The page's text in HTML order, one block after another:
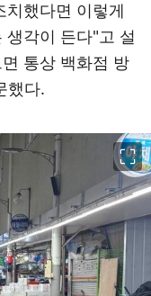
치했다면 이렇게
생각이 든다"고 설
통상 백화점 방
했다.